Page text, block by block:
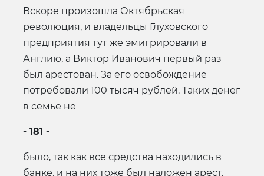
Вскоре произошла Октябрьская
революция, и владельцы Глуховского
предприятия тут же эмигрировали в
Англию, а Виктор Иванович первый раз
был арестован. За его освобождение
потребовали 100 тысяч рублей. Таких денег
в семье не
- 181 -
было, так как все средства находились в
банке, и на них тоже был наложен арест.